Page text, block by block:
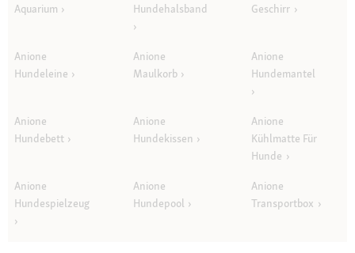
Aquarium
Hundehalsband
Geschirr
Anione
Hundeleine
Anione
Maulkorb
Anione
Hundemantel
Anione
Hundebett
Anione
Hundekissen
Anione
Kühlmatte Für
Hunde
Anione
Hundespielzeug
Anione
Hundepool
Anione
Transportbox